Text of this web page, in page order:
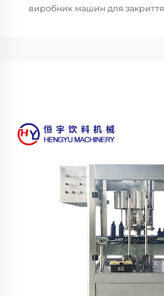
виробник машин для закриття